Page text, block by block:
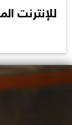
للإنترنت